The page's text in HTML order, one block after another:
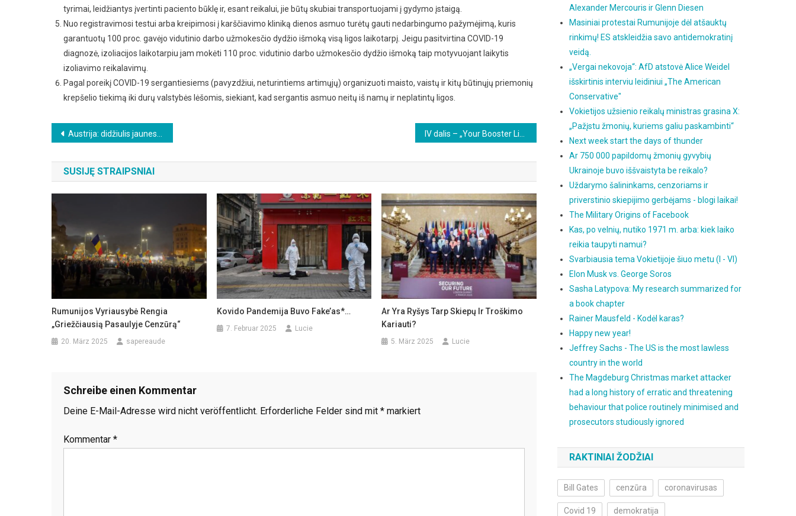
tyrimai, leidžiantys įvertinti paciento būklę ir, esant reikalui, jie būtų skubiai transportuojami į gydymo įstaigą.
Nuo registravimosi testui arba kreipimosi į karščiavimo kliniką dienos asmuo turėtų gauti nedarbingumo pažymėjimą, kuris
garantuotų 100 proc. gavėjo vidutinio darbo užmokesčio dydžio išmoką visą ligos laikotarpį. Jeigu pasitvirtina COVID-19
diagnozė, izoliacijos laikotarpiu jam mokėti 110 proc. vidutinio darbo užmokesčio dydžio išmoką taip motyvuojant laikytis
izoliavimo reikalavimų.
Pagal poreikį COVID-19 sergantiesiems (pavyzdžiui, neturintiems artimųjų) organizuoti maisto, vaistų ir kitų būtinųjų priemonių
krepšelio tiekimą iki durų valstybės lėšomis, siekiant, kad sergantis asmuo neitų iš namų ir neplatintų ligos.
Beitragsnavigation
Austrija: didžiulis jaunesnių nei 40 metų vyrų mirtingumo perviršis!
SUSIJĘ STRAIPSNIAI
Rumunijos Vyriausybė Rengia
„griežčiausią Pasaulyje Cenzūrą“
20. März 2025 sapereaude
Kovido Pandemija Buvo Fake’as*…
7. Februar 2025 Lucie
Ar Yra Ryšys Tarp Skiepų Ir Troškimo
Kariauti?
5. März 2025 Lucie
Schreibe einen Kommentar
Deine E-Mail-Adresse wird nicht veröffentlicht. Erforderliche Felder sind mit * markiert
Kommentar *
Alexander Mercouris ir Glenn Diesen
Masiniai protestai Rumunijoje dėl atšauktų
rinkimų! ES atskleidžia savo antidemokratinį
veidą.
„Vergai nekovoja“: AfD atstovė Alice Weidel
išskirtinis interviu leidiniui „The American
Conservative"
Vokietijos užsienio reikalų ministras grasina X:
„Pažįstu žmonių, kuriems galiu paskambinti“
Next week start the days of thunder
Ar 750 000 papildomų žmonių gyvybių
Ukrainoje buvo iššvaistyta be reikalo?
Uždarymo šalininkams, cenzoriams ir
priverstinio skiepijimo gerbėjams - blogi laikai!
The Military Origins of Facebook
Kas, po velnių, nutiko 1971 m. arba: kiek laiko
reikia taupyti namui?
Svarbiausia tema Vokietijoje šiuo metu (I - VI)
Elon Musk vs. George Soros
Sasha Latypova: My research summarized for
a book chapter
Rainer Mausfeld - Kodėl karas?
Happy new year!
Jeffrey Sachs - The US is the most lawless
country in the world
The Magdeburg Christmas market attacker
had a long history of erratic and threatening
behaviour that police routinely minimised and
prosecutors studiously ignored
RAKTINIAI ŽODŽIAI
Bill Gates cenzūra coronavirusas
Covid 19 demokratija